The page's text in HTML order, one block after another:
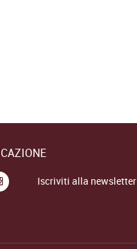
Iscriviti alla newsletter